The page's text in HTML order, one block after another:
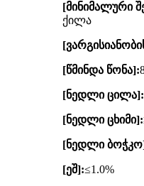
[მინიმალური
ქილა
[წმინდა წონა]:
[ნედლი ცილა]:
[ნედლი ცხიმი]:
[ნედლი
[ეშ]:≤1.0%